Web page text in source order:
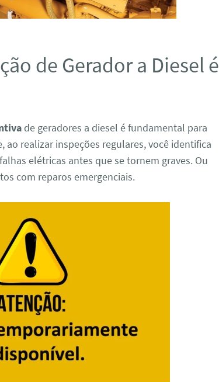
de Gerador a Diesel é
de geradores a diesel é fundamental para
realizar inspeções regulares, você identifica
elétricas antes que se tornem graves. Ou
com reparos emergenciais.